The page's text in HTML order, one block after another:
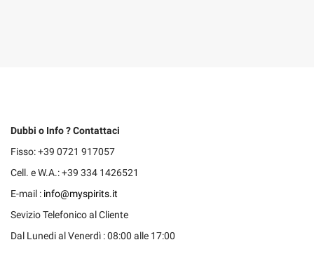
Dubbi o Info ? Contattaci
Fisso: +39 0721 917057
Cell. e W.A.: +39 334 1426521
E-mail : info@myspirits.it
Sevizio Telefonico al Cliente
Dal Lunedi al Venerdì : 08:00 alle 17:00